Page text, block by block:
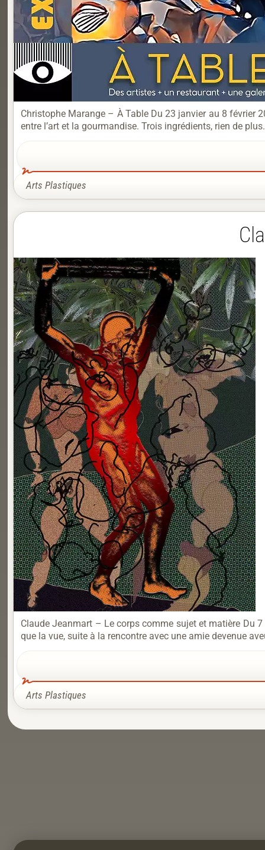
Christophe Marange – À Table Du 23 janvier au 8 février
entre l’art et la gourmandise. Trois ingrédients, rien de
Arts Plastiques
Claude Jeanmart – Le corps comme sujet et matière Du
que la vue, suite à la rencontre avec une amie devenue
Arts Plastiques